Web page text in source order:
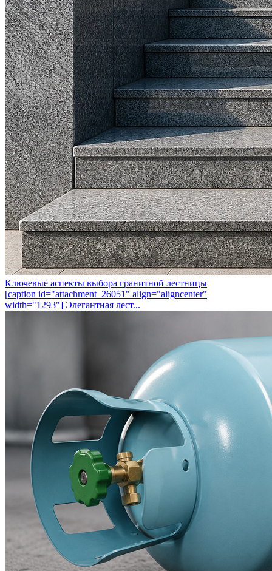
Ключевые аспекты выбора гранитной лестницы
[caption id="attachment_26051" align="aligncenter"
width="1293"] Элегантная лест...